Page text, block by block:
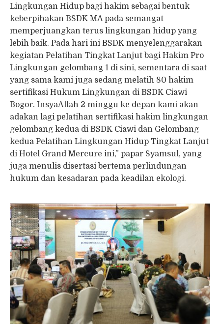
Lingkungan Hidup bagi hakim sebagai bentuk
keberpihakan BSDK MA pada semangat
memperjuangkan terus lingkungan hidup yang
lebih baik. Pada hari ini BSDK menyelenggarakan
kegiatan Pelatihan Tingkat Lanjut bagi Hakim Pro
Lingkungan gelombang 1 di sini, sementara di saat
yang sama kami juga sedang melatih 80 hakim
sertifikasi Hukum Lingkungan di BSDK Ciawi
Bogor. InsyaAllah 2 minggu ke depan kami akan
adakan lagi pelatihan sertifikasi hakim lingkungan
gelombang kedua di BSDK Ciawi dan Gelombang
kedua Pelatihan Lingkungan Hidup Tingkat Lanjut
di Hotel Grand Mercure ini,” papar Syamsul, yang
juga menulis disertasi bertema perlindungan
hukum dan kesadaran pada keadilan ekologi.